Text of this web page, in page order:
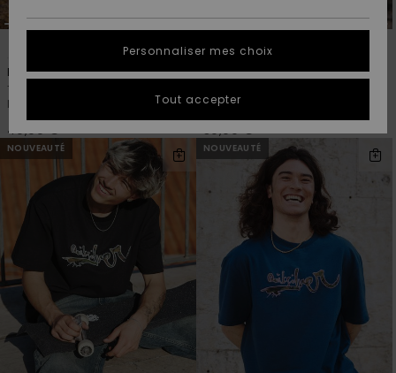
A
Découvrir
A
Découvrir
AIDE &
CONTACT
Démarrez
pour obtenir
la réponse la
plus rapide
à votre
question.
conversation
Trouvez des
aux
questions
les plus
fréquentes et
COLLECTION
MAGASINS
CARTE
CADEAU
LISTE DE
SOUHAITS
Balance
T-Shirt manches courtes
Marron Homme
40,00 €
Evo Vibes
Homme
30,00 €
NOUVEAUTÉ NOUVEAUTÉ
Personnaliser mes choix
Tout accepter